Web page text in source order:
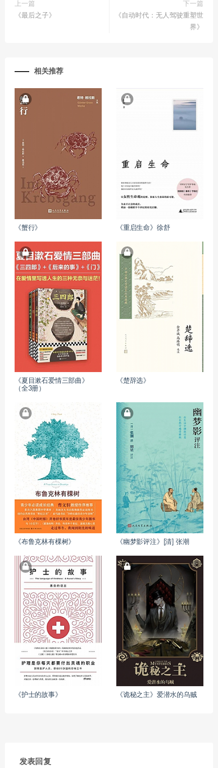
上一篇
《最后之子》
下一篇
《自动时代：无人驾驶重塑世
界》
相关推荐
《蟹行》 《重启生命》徐舒
《夏目漱石爱情三部曲》
（全3册）
《楚辞选》
《布鲁克林有棵树》 《幽梦影评注》[清] 张潮
《护士的故事》 《诡秘之主》爱潜水的乌贼
发表回复